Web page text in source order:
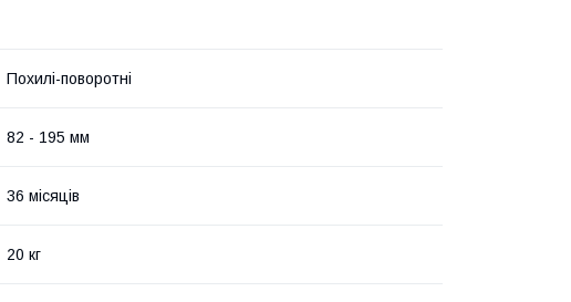
Похилі-поворотні
82 - 195 мм
36 місяців
20 кг